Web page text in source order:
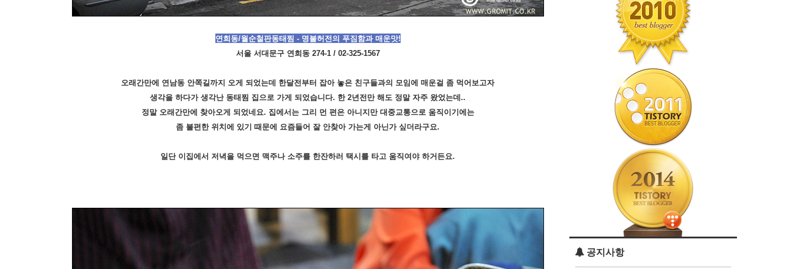
연희동/월순철판동태찜 - 명불허전의 푸짐함과 매운맛!
서울 서대문구 연희동 274-1 / 02-325-1567
오래간만에 연남동 안쪽길까지 오게 되었는데 한달전부터 잡아 놓은 친구들과의 모임에 매운걸 좀 먹어보고자
생각을 하다가 생각난 동태찜 집으로 가게 되었습니다. 한 2년전만 해도 정말 자주 왔었는데..
정말 오래간만에 찾아오게 되었네요. 집에서는 그리 먼 편은 아니지만 대중교통으로 움직이기에는
좀 불편한 위치에 있기 때문에 요즘들어 잘 안찾아 가는게 아닌가 싶더라구요.
일단 이집에서 저녁을 먹으면 맥주나 소주를 한잔하러 택시를 타고 움직여야 하거든요.
공지사항